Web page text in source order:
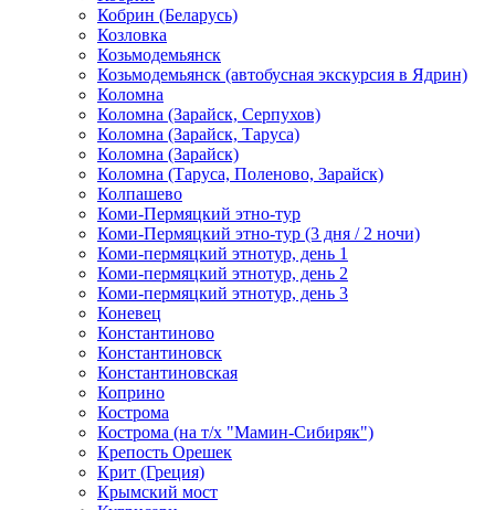
Кобрин (Беларусь)
Козловка
Козьмодемьянск
Козьмодемьянск (автобусная экскурсия в Ядрин)
Коломна
Коломна (Зарайск, Серпухов)
Коломна (Зарайск, Таруса)
Коломна (Зарайск)
Коломна (Таруса, Поленово, Зарайск)
Колпашево
Коми-Пермяцкий этно-тур
Коми-Пермяцкий этно-тур (3 дня / 2 ночи)
Коми-пермяцкий этнотур, день 1
Коми-пермяцкий этнотур, день 2
Коми-пермяцкий этнотур, день 3
Коневец
Константиново
Константиновск
Константиновская
Коприно
Кострома
Кострома (на т/х "Мамин-Сибиряк")
Крепость Орешек
Крит (Греция)
Крымский мост